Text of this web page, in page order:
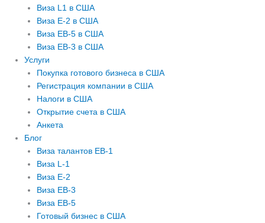
a
m
Виза L1 в США
Виза E-2 в США
Виза EB-5 в США
Виза EB-3 в США
Услуги
Покупка готового бизнеса в США
Регистрация компании в США
Налоги в США
Открытие счета в США
Анкета
Блог
Виза талантов EB-1
Виза L-1
Виза E-2
Виза EB-3
Виза EB-5
Готовый бизнес в США